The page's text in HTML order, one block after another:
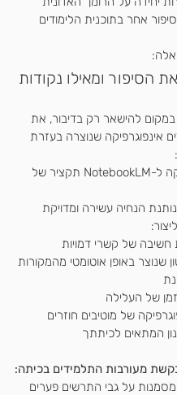
אחר בתוכנית הלימודים
הסיפור ומאילו נקודות
במקום להישאר רק בדיבור, את
אינפוגרפיקה שנוצרה בעזרת
את מדביקה ל-NotebookLM תקציר של
הנחיה עשירה ומדויקת
של קשרי דמויות
שנוצר באופן אוטומטי מהמקורות
של העלילה
של מוטיבים חוזרים
המתאים לכיתתך
מעורבות התלמידים בכיתה:
על גבי התרשים פערים